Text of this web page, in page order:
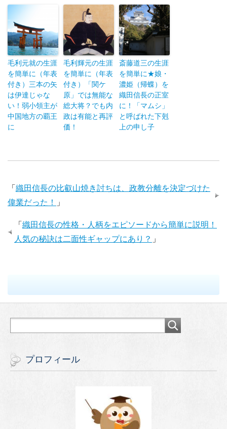
毛利元就の生涯
を簡単に（年表
付き）三本の矢
は伊達じゃな
い！弱小領主が
中国地方の覇王
に
毛利輝元の生涯
を簡単に（年表
付き）「関ケ
原」では無能な
総大将？でも内
政は有能と再評
価！
斎藤道三の生涯
を簡単に★娘・
濃姫（帰蝶）を
織田信長の正室
に！「マムシ」
と呼ばれた下剋
上の申し子
「 織田信長の比叡山焼き討ちは、政教分離を決定づけた
偉業だった！
」
「 織田信長の性格・人柄をエピソードから簡単に説明！
人気の秘訣は二面性ギャップにあり？ 」
プロフィール